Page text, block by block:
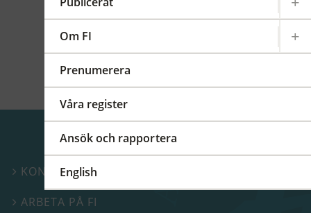
Om FI
Prenumerera
Våra register
Ansök och rapportera
English
tre områden som FI kommer att granska
särskilt under 2021.
 KONTAKTA OSS
 ARBETA PÅ FI